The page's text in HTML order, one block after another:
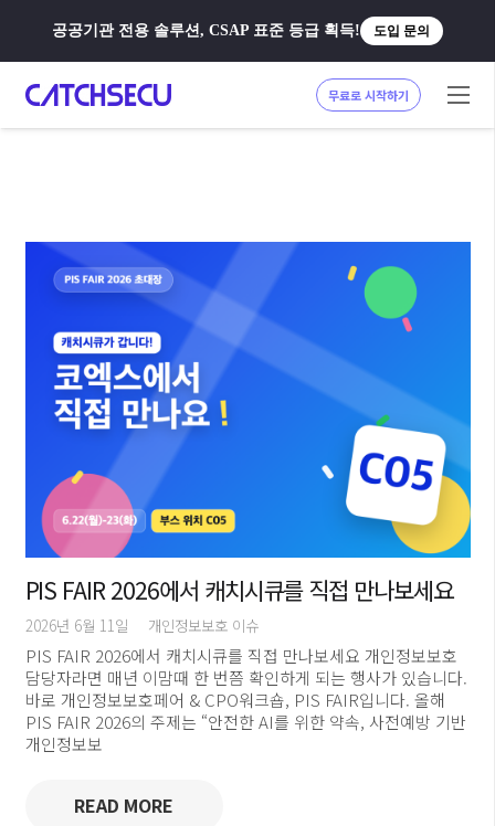
공공기관 전용 솔루션, CSAP 표준 등급 획득! 도입 문의
무료로 시작하기
PIS FAIR 2026에서 캐치시큐를 직접 만나보세요
2026년 6월 11일 개인정보보호 이슈
PIS FAIR 2026에서 캐치시큐를 직접 만나보세요 개인정보보호
담당자라면 매년 이맘때 한 번쯤 확인하게 되는 행사가 있습니다.
바로 개인정보보호페어 & CPO워크숍, PIS FAIR입니다. 올해
PIS FAIR 2026의 주제는 “안전한 AI를 위한 약속, 사전예방 기반
개인정보보
READ MORE